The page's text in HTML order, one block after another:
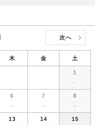
次へ
木 金 土
1
－
6
－
7
－
8
－
13 14 15